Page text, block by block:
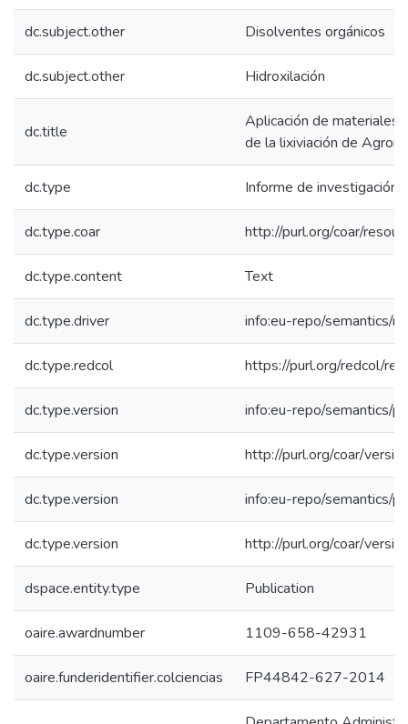
dc.subject.other Disolventes orgánicos
dc.subject.other Hidroxilación
dc.title
Aplicación de materiales
de la lixiviación de
dc.type Informe de investigación
dc.type.coar http://purl.org/coar/
dc.type.content Text
dc.type.driver info:eu-repo/semantics/
dc.type.redcol https://purl.org/redcol/
dc.type.version info:eu-repo/semantics/
dc.type.version http://purl.org/coar/
dc.type.version info:eu-repo/semantics/
dc.type.version http://purl.org/coar/
dspace.entity.type Publication
oaire.awardnumber 1109-658-42931
oaire.funderidentifier.colciencias FP44842-627-2014